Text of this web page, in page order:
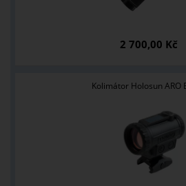
2 700,00 Kč
Kolimátor Holosun ARO